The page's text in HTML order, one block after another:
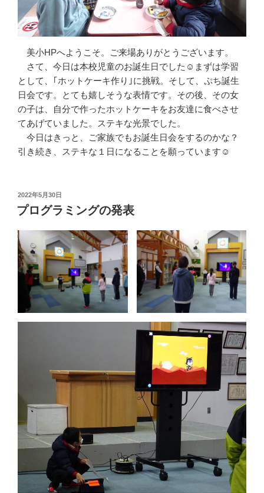
美小HPへようこそ。ご来場ありがとうございます。
さて、今日は本校児童のお誕生日でした☺まずは学習
として、｢ホットケーキ作り｣に挑戦。そして、ぷち誕生
日会です。とても嬉しそうな表情です。その後、その女
の子は、自分で作ったホットケーキをお友達に食べさせ
てあげていました。ステキな光景でした。
今日はきっと、ご家族でもお誕生日会をするのかな？
引き続き、ステキな１日になることを願っています☺
投
稿
日:
2022年5月30日
プログラミングの発表